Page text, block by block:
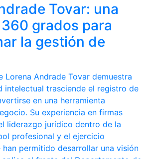
Tovar: una
grados para
la gestión de
Lorena Andrade Tovar demuestra
intelectual trasciende el registro de
en una herramienta
Su experiencia en firmas
liderazgo jurídico dentro de la
profesional y el ejercicio
han permitido desarrollar una visión